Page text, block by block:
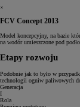
×
FCV Concept 2013
Model koncepcyjny, na bazie
na wodór umieszczone pod
Etapy rozwoju
Podobnie jak to było w
technologii ogniw paliwowych
Generacja
I
Rola